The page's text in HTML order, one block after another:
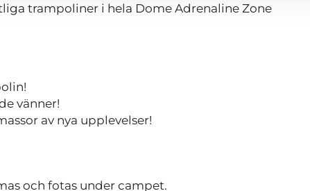
trampoliner i hela Dome Adrenaline Zone
vänner!
av nya upplevelser!
och fotas under campet.